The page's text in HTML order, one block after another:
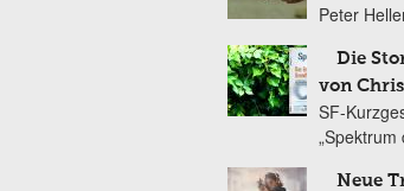
Peter
Die
von
SF-
„Spektrum
Neue